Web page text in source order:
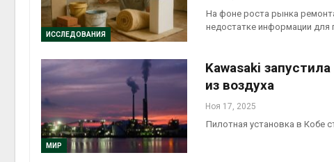
ИССЛЕДОВАНИЯ
На фоне роста рынка
недостатке информации для
МИР
Kawasaki
из воздуха
Ноя 17, 2025
Пилотная установка в Кобе
Авг 6, 2026